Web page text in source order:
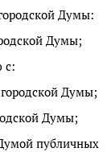
Думы:
Думы;
с:
Думы;
Думы;
публичных